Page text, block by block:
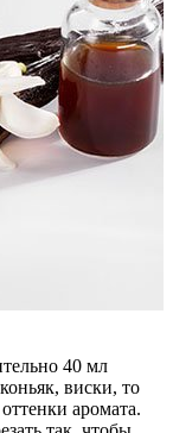
40 мл
виски, то
аромата.